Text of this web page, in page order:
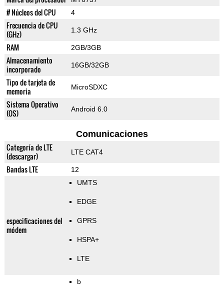
# Núcleos del CPU 4
Frecuencia de CPU
(GHz)
1.3 GHz
RAM 2GB/3GB
Almacenamiento
incorporado
16GB/32GB
Tipo de tarjeta de
memoria
MicroSDXC
Sistema Operativo
(OS)
Android 6.0
Comunicaciones
Categoría de LTE
(descargar)
LTE CAT4
Bandas LTE 12
especificaciones del
módem
UMTS
EDGE
GPRS
HSPA+
LTE
b